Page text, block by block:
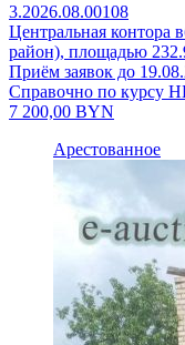
3.2026.08.00108
Центральная контора
район), площадью
Приём заявок до
Справочно по курсу
7 200,00 BYN
Арестованное